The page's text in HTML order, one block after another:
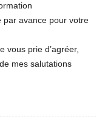
par avance pour votre
vous prie d’agréer,
mes salutations